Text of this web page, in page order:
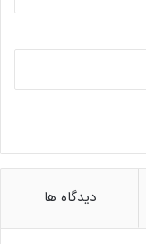
دیدگاه ها